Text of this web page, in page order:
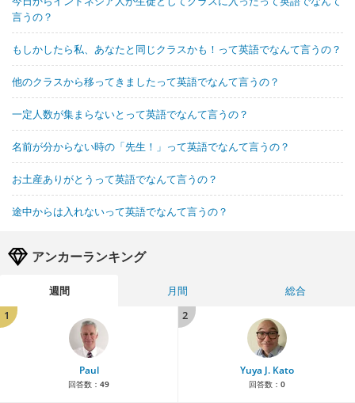
言うの？
もしかしたら私、あなたと同じクラスかも！って英語でなんて言うの？
他のクラスから移ってきましたって英語でなんて言うの？
一定人数が集まらないとって英語でなんて言うの？
名前が分からない時の「先生！」って英語でなんて言うの？
お土産ありがとうって英語でなんて言うの？
途中からは入れないって英語でなんて言うの？
アンカーランキング
週間 月間
総合
1
Paul
回答数： 49
2
Yuya J. Kato
回答数： 0